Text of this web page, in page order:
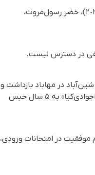
بر اساس گزارش رسیده به سازمان حقوق بشری هەنگاو، شامگاه سه‌شنبه ٦ آبان ماه ١٤٠٤ (٢٨ اکتبر ٢٠٢٥)، خضر رسول‌مروت،
در دسترس نیست.
شین‌آباد در مهاباد بازداشت و
مهر ١٣٩٢ به اتهام «اقدام علیه امنیت ملی» از سوی شعبه‌ اول دادگاه انقلاب مهاباد به ریاست قاضی «جوادی‌کیا» به ۵ سال حبس
علیرغم موفقیت در امتحانات ورودى،